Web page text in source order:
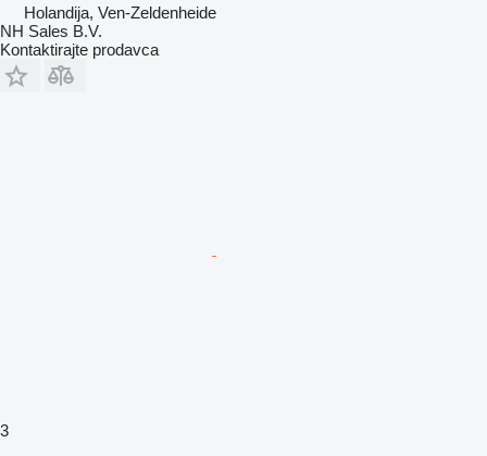
Holandija, Ven-Zeldenheide
NH Sales B.V.
Kontaktirajte prodavca
3